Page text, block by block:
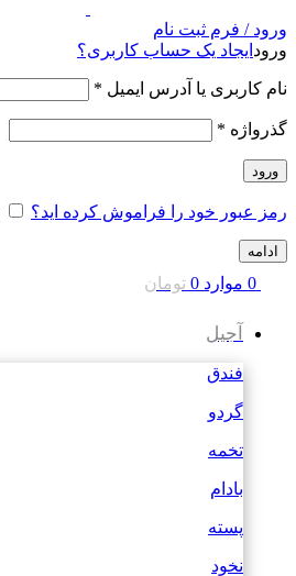
ورود / فرم ثبت نام
ورود ایجاد یک حساب کاربری؟
نام کاربری یا آدرس ایمیل *
گذرواژه *
ورود
رمز عبور خود را فراموش کرده اید؟
ادامه
0 موارد 0 تومان
آجیل
فندق
گردو
تخمه
بادام
پسته
نخود